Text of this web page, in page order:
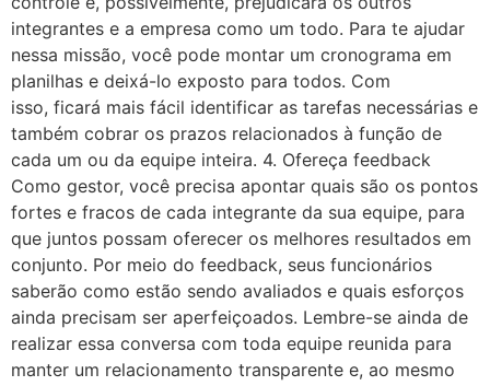
integrantes e a empresa como um todo. Para te ajudar
nessa missão, você pode montar um cronograma em
planilhas e deixá-lo exposto para todos. Com
isso, ficará mais fácil identificar as tarefas necessárias e
também cobrar os prazos relacionados à função de
cada um ou da equipe inteira. 4. Ofereça feedback
Como gestor, você precisa apontar quais são os pontos
fortes e fracos de cada integrante da sua equipe, para
que juntos possam oferecer os melhores resultados em
conjunto. Por meio do feedback, seus funcionários
saberão como estão sendo avaliados e quais esforços
ainda precisam ser aperfeiçoados. Lembre-se ainda de
realizar essa conversa com toda equipe reunida para
manter um relacionamento transparente e, ao mesmo